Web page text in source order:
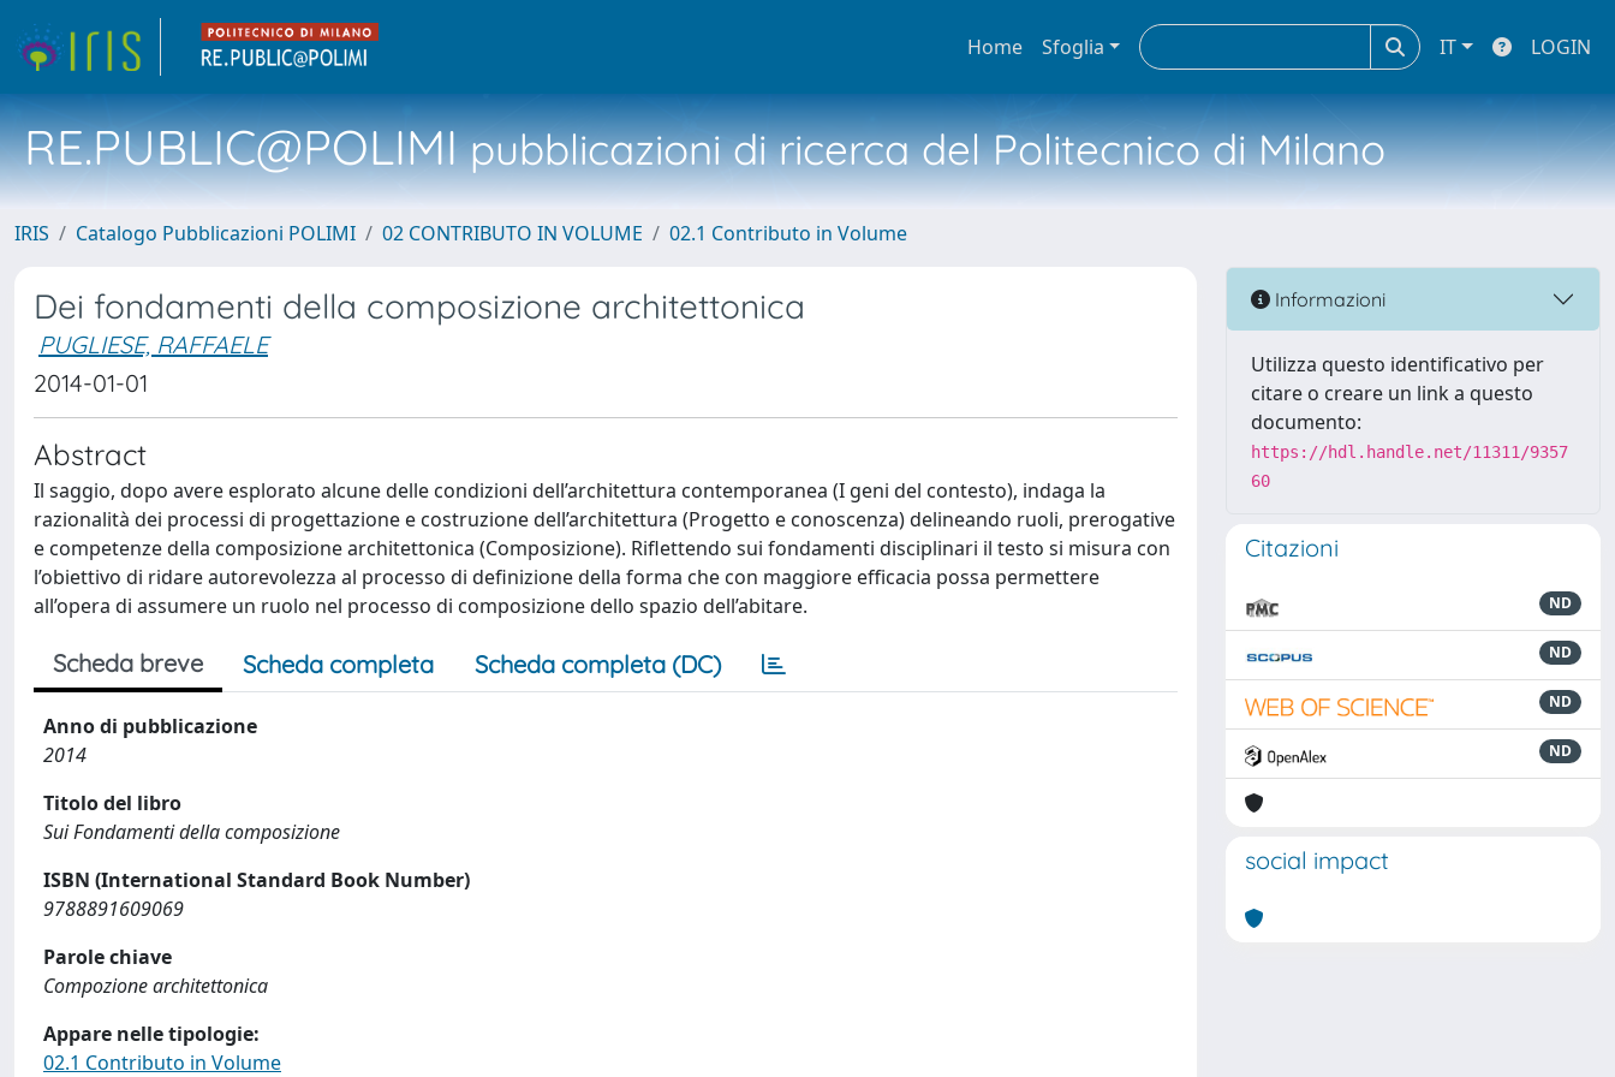
Home Sfoglia IT LOGIN
RE.PUBLIC@POLIMIpubblicazioni di ricerca del Politecnico di Milano
IRIS Catalogo Pubblicazioni POLIMI 02 CONTRIBUTO IN VOLUME 02.1 Contributo in Volume
Dei fondamenti della composizione architettonica
PUGLIESE, RAFFAELE
2014-01-01
Abstract
Il saggio, dopo avere esplorato alcune delle condizioni dell’architettura contemporanea (I geni del contesto), indaga la
razionalità dei processi di progettazione e costruzione dell’architettura (Progetto e conoscenza) delineando ruoli, prerogative
e competenze della composizione architettonica (Composizione). Riflettendo sui fondamenti disciplinari il testo si misura con
l’obiettivo di ridare autorevolezza al processo di definizione della forma che con maggiore efficacia possa permettere
all’opera di assumere un ruolo nel processo di composizione dello spazio dell’abitare.
Scheda breve Scheda completa Scheda completa (DC)
Anno di pubblicazione
2014
Titolo del libro
Sui Fondamenti della composizione
ISBN (International Standard Book Number)
9788891609069
Parole chiave
Compozione architettonica
Appare nelle tipologie:
02.1 Contributo in Volume
Informazioni
Utilizza questo identificativo per
citare o creare un link a questo
documento:
https://hdl.handle.net/11311/9357
60
Citazioni
ND
ND
ND
ND
social impact